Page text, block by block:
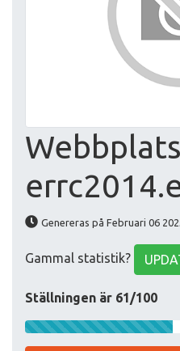
Genereras på Februari 06
Gammal statistik?
Ställningen är 61/100